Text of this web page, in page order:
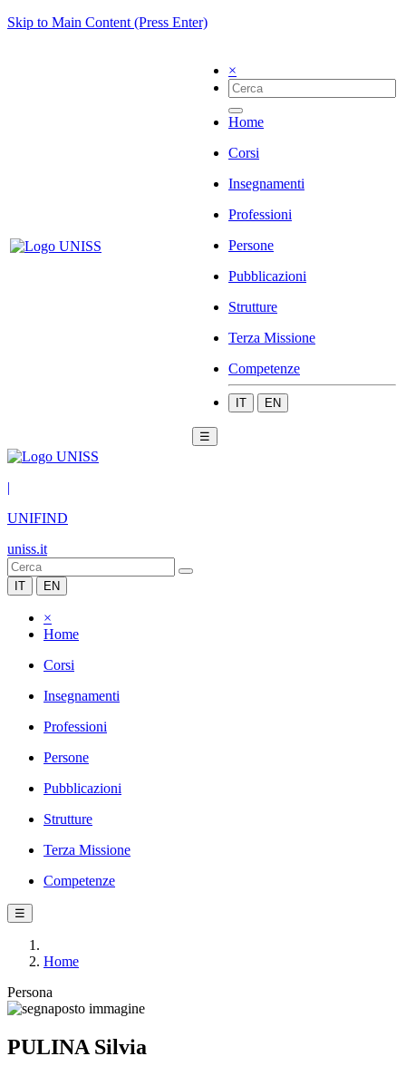
Skip to Main Content (Press Enter)
×
Home
Corsi
Insegnamenti
Professioni
Persone
Pubblicazioni
Strutture
Terza Missione
Competenze
IT EN
☰
|
UNIFIND
uniss.it
IT EN
×
Home
Corsi
Insegnamenti
Professioni
Persone
Pubblicazioni
Strutture
Terza Missione
Competenze
☰
Home
Persona
PULINA Silvia